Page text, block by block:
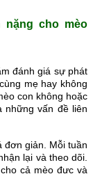
nặng cho mèo
đánh giá sự phát
mẹ hay không
con không hoặc
những vấn đề liên
đơn giản. Mỗi tuần
lại và theo dõi.
cả mèo đực và